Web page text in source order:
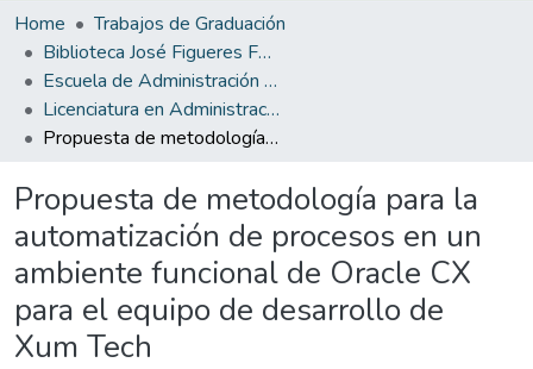
Home
Trabajos de Graduación
Biblioteca José Figueres Ferrer
Escuela de Administración de Tecnologías de Información (antes era Área Académica de Administración de Tecnologías de Información)
Licenciatura en Administración de Tecnología de Información
Propuesta de metodología para la automatización de procesos en un ambiente funcional de Oracle CX para el equipo de desarrollo de Xum Tech
Propuesta de metodología para la
automatización de procesos en un
ambiente funcional de Oracle CX
para el equipo de desarrollo de
Xum Tech